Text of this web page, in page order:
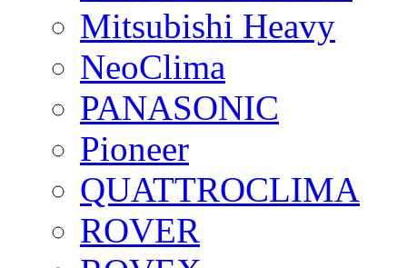
Mitsubishi Heavy
NeoClima
PANASONIC
Pioneer
QUATTROCLIMA
ROVER